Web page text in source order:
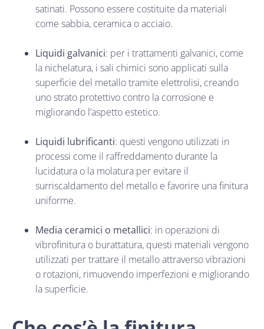
satinati. Possono essere costituite da materiali
come sabbia, ceramica o acciaio.
Liquidi galvanici: per i trattamenti galvanici, come
la nichelatura, i sali chimici sono applicati sulla
superficie del metallo tramite elettrolisi, creando
uno strato protettivo contro la corrosione e
migliorando l’aspetto estetico.
Liquidi lubrificanti: questi vengono utilizzati in
processi come il raffreddamento durante la
lucidatura o la molatura per evitare il
surriscaldamento del metallo e favorire una finitura
uniforme.
Media ceramici o metallici: in operazioni di
vibrofinitura o burattatura, questi materiali vengono
utilizzati per trattare il metallo attraverso vibrazioni
o rotazioni, rimuovendo imperfezioni e migliorando
la superficie.